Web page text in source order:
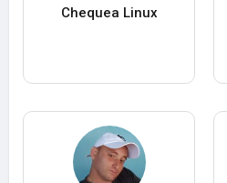
Chequea Linux